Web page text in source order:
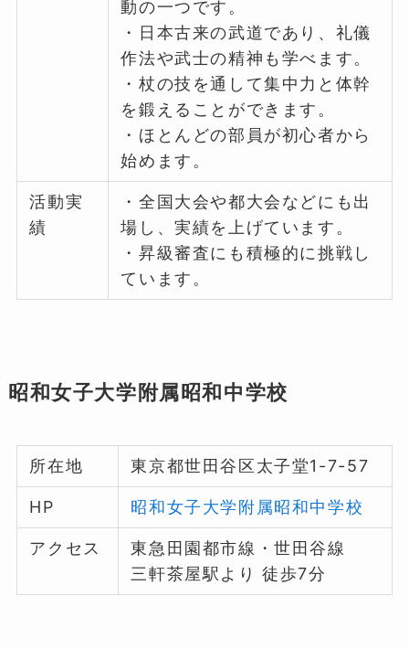
動の一つです。
・日本古来の武道であり、礼儀
作法や武士の精神も学べます。
・杖の技を通して集中力と体幹
を鍛えることができます。
・ほとんどの部員が初心者から
始めます。
活動実
績
・全国大会や都大会などにも出
場し、実績を上げています。
・昇級審査にも積極的に挑戦し
ています。
昭和女子大学附属昭和中学校
所在地 東京都世田谷区太子堂1-7-57
HP 昭和女子大学附属昭和中学校
アクセス
東急田園都市線・世田谷線
三軒茶屋駅より 徒歩7分